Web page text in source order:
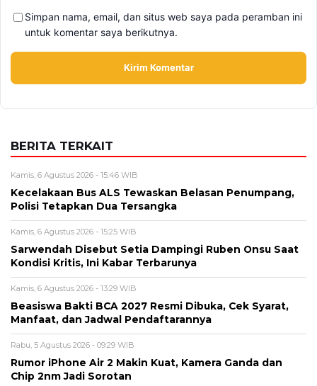
Alamat email tidak akan dipublikasikan. Kolom wajib ditandai *.
Komentar*